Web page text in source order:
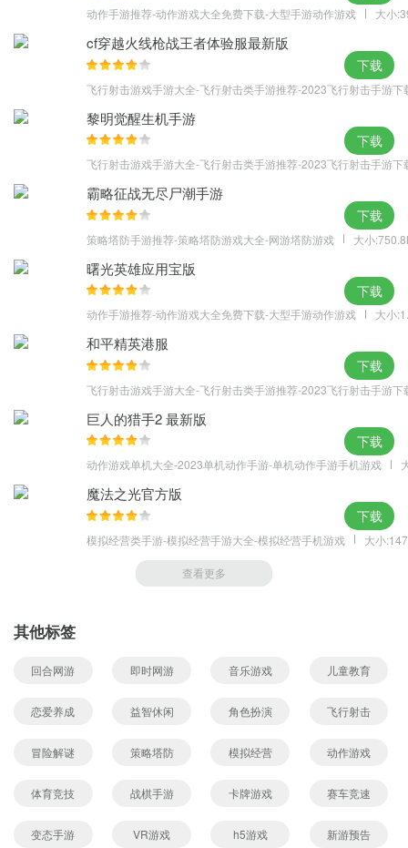
动作手游推荐-动作游戏大全免费下载-大型手游动作游戏 大小
cf穿越火线枪战王者体验服最新版
飞行射击游戏手游大全-飞行射击类手游推荐-2023飞行射击手游下
下载
黎明觉醒生机手游
飞行射击游戏手游大全-飞行射击类手游推荐-2023飞行射击手游下
下载
霸略征战无尽尸潮手游
策略塔防手游推荐-策略塔防游戏大全-网游塔防游戏 大小
下载
曙光英雄应用宝版
动作手游推荐-动作游戏大全免费下载-大型手游动作游戏 大小
下载
和平精英港服
飞行射击游戏手游大全-飞行射击类手游推荐-2023飞行射击手游下
下载
巨人的猎手2 最新版
动作游戏单机大全-2023单机动作手游-单机动作手游手机游戏
下载
魔法之光官方版
模拟经营类手游-模拟经营手游大全-模拟经营手机游戏 大小
下载
查看更多
其他标签
回合网游 即时网游 音乐游戏 儿童教育
恋爱养成 益智休闲 角色扮演 飞行射击
冒险解谜 策略塔防 模拟经营 动作游戏
体育竞技 战棋手游 卡牌游戏 赛车竞速
变态手游 VR游戏 h5游戏 新游预告